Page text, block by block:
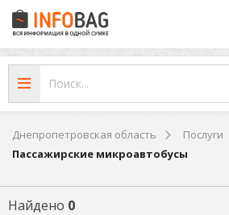
Днепропетровская область Послуги
Пассажирские микроавтобусы
Найдено 0